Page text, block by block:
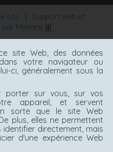
site |
Support web et
Monarq
site Web, des données
votre navigateur ou
ci, généralement sous la
porter sur vous, sur vos
appareil, et servent
sorte que le site Web
plus, elles ne permettent
directement, mais
d'une expérience Web